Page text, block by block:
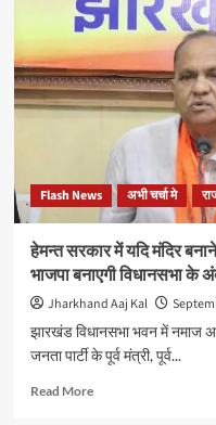
अंसारी
को
तालिबान
इतना
ही
पसंद
लिए
तालिबान
टिकट
और
अन्य
मुफ्त
में
Flash News अभी चर्चा मे
हेमन्त सरकार में यदि मंदिर
भाजपा बनाएगी विधानसभा के
Jharkhand Aaj Kal
झारखंड विधानसभा भवन में नमाज
जनता पार्टी के पूर्व मंत्री, पूर्व...
Read MoreRead